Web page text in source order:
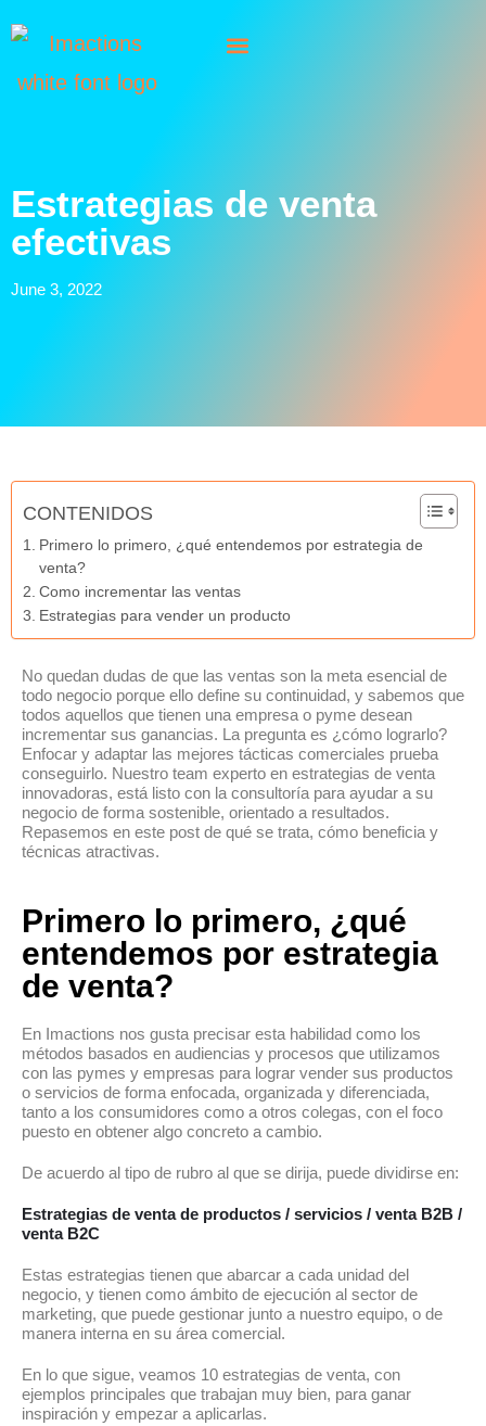
Estrategias de venta
efectivas
June 3, 2022
CONTENIDOS
Primero lo primero, ¿qué entendemos por estrategia de
venta?
Como incrementar las ventas
Estrategias para vender un producto
No quedan dudas de que las ventas son la meta esencial de
todo negocio porque ello define su continuidad, y sabemos que
todos aquellos que tienen una empresa o pyme desean
incrementar sus ganancias. La pregunta es ¿cómo lograrlo?
Enfocar y adaptar las mejores tácticas comerciales prueba
conseguirlo. Nuestro team experto en estrategias de venta
innovadoras, está listo con la consultoría para ayudar a su
negocio de forma sostenible, orientado a resultados.
Repasemos en este post de qué se trata, cómo beneficia y
técnicas atractivas.
Primero lo primero, ¿qué
entendemos por estrategia
de venta?
En Imactions nos gusta precisar esta habilidad como los
métodos basados en audiencias y procesos que utilizamos
con las pymes y empresas para lograr vender sus productos
o servicios de forma enfocada, organizada y diferenciada,
tanto a los consumidores como a otros colegas, con el foco
puesto en obtener algo concreto a cambio.
De acuerdo al tipo de rubro al que se dirija, puede dividirse en:
Estrategias de venta de productos / servicios / venta B2B /
venta B2C
Estas estrategias tienen que abarcar a cada unidad del
negocio, y tienen como ámbito de ejecución al sector de
marketing, que puede gestionar junto a nuestro equipo, o de
manera interna en su área comercial.
En lo que sigue, veamos 10 estrategias de venta, con
ejemplos principales que trabajan muy bien, para ganar
inspiración y empezar a aplicarlas.